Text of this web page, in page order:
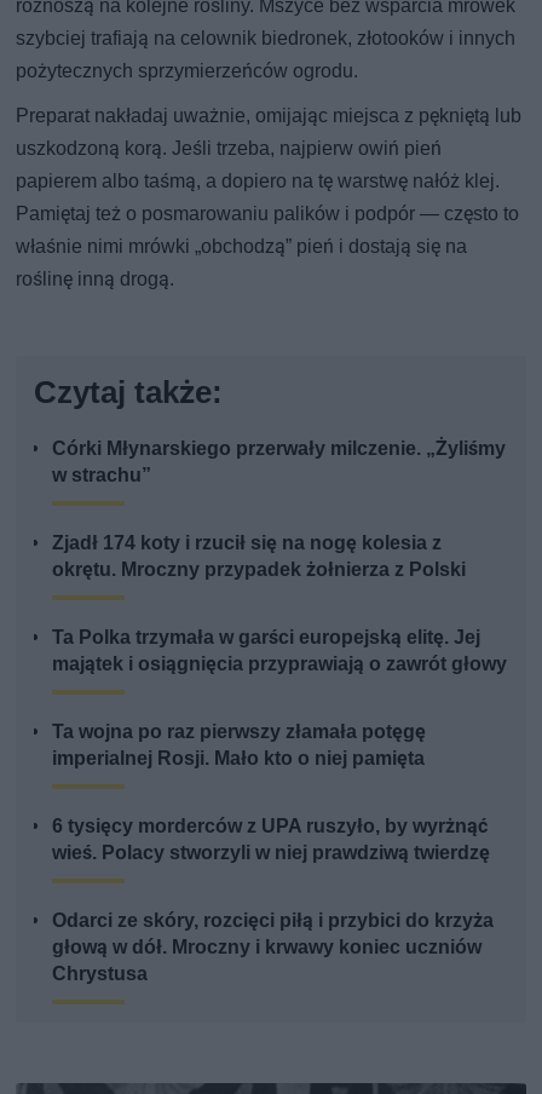
roznoszą na kolejne rośliny. Mszyce bez wsparcia mrówek
szybciej trafiają na celownik biedronek, złotooków i innych
pożytecznych sprzymierzeńców ogrodu.
Preparat nakładaj uważnie, omijając miejsca z pękniętą lub
uszkodzoną korą. Jeśli trzeba, najpierw owiń pień
papierem albo taśmą, a dopiero na tę warstwę nałóż klej.
Pamiętaj też o posmarowaniu palików i podpór — często to
właśnie nimi mrówki „obchodzą” pień i dostają się na
roślinę inną drogą.
Czytaj także:
Córki Młynarskiego przerwały milczenie. „Żyliśmy
w strachu”
Zjadł 174 koty i rzucił się na nogę kolesia z
okrętu. Mroczny przypadek żołnierza z Polski
Ta Polka trzymała w garści europejską elitę. Jej
majątek i osiągnięcia przyprawiają o zawrót głowy
Ta wojna po raz pierwszy złamała potęgę
imperialnej Rosji. Mało kto o niej pamięta
6 tysięcy morderców z UPA ruszyło, by wyrżnąć
wieś. Polacy stworzyli w niej prawdziwą twierdzę
Odarci ze skóry, rozcięci piłą i przybici do krzyża
głową w dół. Mroczny i krwawy koniec uczniów
Chrystusa